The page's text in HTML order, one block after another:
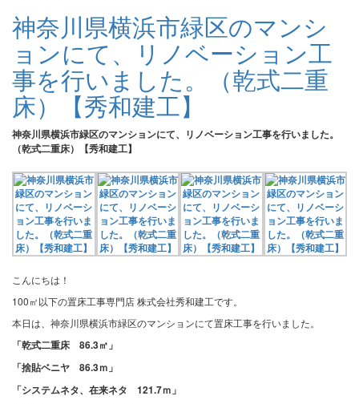
神奈川県横浜市緑区のマンシ
ョンにて、リノベーション工
事を行いました。（乾式二重
床）【秀和建工】
神奈川県横浜市緑区のマンションにて、リノベーション工事を行いました。
（乾式二重床）【秀和建工】
こんにちは！
100㎡以下の置床工事専門店 株式会社秀和建工です。
本日は、神奈川県横浜市緑区のマンションにて置床工事を行いました。
「乾式二重床 86.3㎡」
「捨貼ベニヤ 86.3ｍ」
「システムネタ、在来ネタ 121.7ｍ」